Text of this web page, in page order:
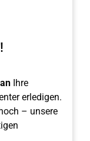
Ihre
erledigen.
– unsere